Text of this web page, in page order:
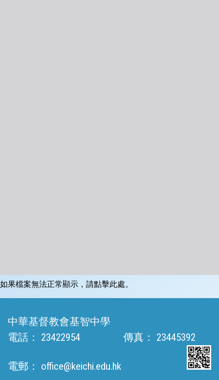
如果檔案無法正常顯示，請點擊此處。
中華基督教會基智中學
電話：
23422954 傳真： 23445392
電郵： office@keichi.edu.hk